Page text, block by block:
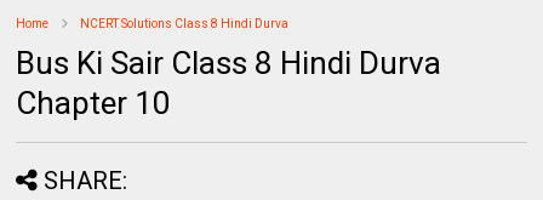
Home NCERT Solutions Class 8 Hindi Durva
Bus Ki Sair Class 8 Hindi Durva
Chapter 10
SHARE: